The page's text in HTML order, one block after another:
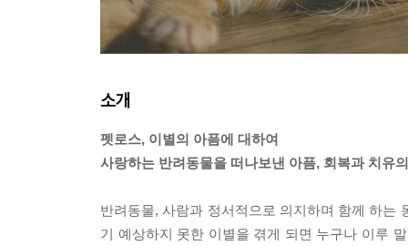
소개
펫로스, 이별의 아픔에 대하여
사랑하는 반려동물을 떠나보낸 아픔, 회복과 치유
반려동물, 사람과 정서적으로 의지하며 함께 하는
기 예상하지 못한 이별을 겪게 되면 누구나 이루